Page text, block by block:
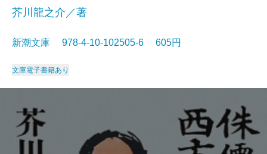
芥川龍之介／著
新潮文庫 978-4-10-102505-6 605円
文庫電子書籍あり